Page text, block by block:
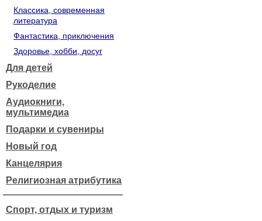
Классика, современная
литература
Фантастика, приключения
Здоровье, хобби, досуг
Для детей
Рукоделие
Аудиокниги,
мультимедиа
Подарки и сувениры
Новый год
Канцелярия
Религиозная атрибутика
Спорт, отдых и туризм